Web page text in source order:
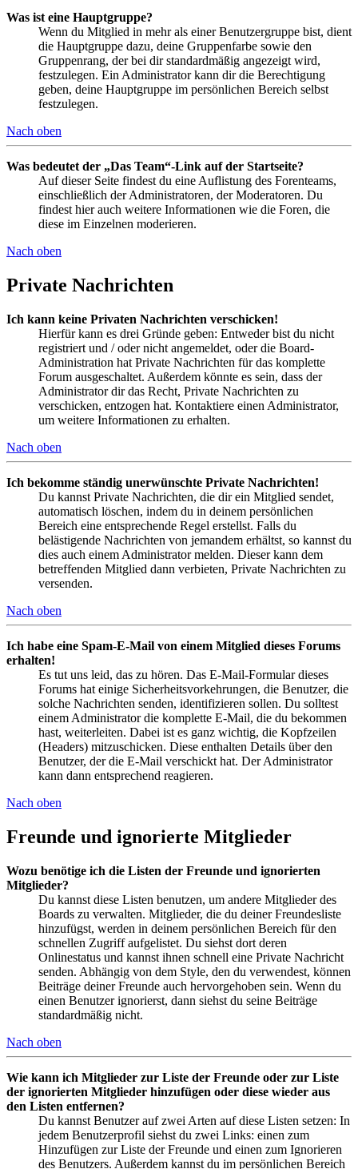
Was ist eine Hauptgruppe?
Wenn du Mitglied in mehr als einer Benutzergruppe bist, dient
die Hauptgruppe dazu, deine Gruppenfarbe sowie den
Gruppenrang, der bei dir standardmäßig angezeigt wird,
festzulegen. Ein Administrator kann dir die Berechtigung
geben, deine Hauptgruppe im persönlichen Bereich selbst
festzulegen.
Nach oben
Was bedeutet der „Das Team“-Link auf der Startseite?
Auf dieser Seite findest du eine Auflistung des Forenteams,
einschließlich der Administratoren, der Moderatoren. Du
findest hier auch weitere Informationen wie die Foren, die
diese im Einzelnen moderieren.
Nach oben
Private Nachrichten
Ich kann keine Privaten Nachrichten verschicken!
Hierfür kann es drei Gründe geben: Entweder bist du nicht
registriert und / oder nicht angemeldet, oder die Board-
Administration hat Private Nachrichten für das komplette
Forum ausgeschaltet. Außerdem könnte es sein, dass der
Administrator dir das Recht, Private Nachrichten zu
verschicken, entzogen hat. Kontaktiere einen Administrator,
um weitere Informationen zu erhalten.
Nach oben
Ich bekomme ständig unerwünschte Private Nachrichten!
Du kannst Private Nachrichten, die dir ein Mitglied sendet,
automatisch löschen, indem du in deinem persönlichen
Bereich eine entsprechende Regel erstellst. Falls du
belästigende Nachrichten von jemandem erhältst, so kannst du
dies auch einem Administrator melden. Dieser kann dem
betreffenden Mitglied dann verbieten, Private Nachrichten zu
versenden.
Nach oben
Ich habe eine Spam-E-Mail von einem Mitglied dieses Forums
erhalten!
Es tut uns leid, das zu hören. Das E-Mail-Formular dieses
Forums hat einige Sicherheitsvorkehrungen, die Benutzer, die
solche Nachrichten senden, identifizieren sollen. Du solltest
einem Administrator die komplette E-Mail, die du bekommen
hast, weiterleiten. Dabei ist es ganz wichtig, die Kopfzeilen
(Headers) mitzuschicken. Diese enthalten Details über den
Benutzer, der die E-Mail verschickt hat. Der Administrator
kann dann entsprechend reagieren.
Nach oben
Freunde und ignorierte Mitglieder
Wozu benötige ich die Listen der Freunde und ignorierten
Mitglieder?
Du kannst diese Listen benutzen, um andere Mitglieder des
Boards zu verwalten. Mitglieder, die du deiner Freundesliste
hinzufügst, werden in deinem persönlichen Bereich für den
schnellen Zugriff aufgelistet. Du siehst dort deren
Onlinestatus und kannst ihnen schnell eine Private Nachricht
senden. Abhängig von dem Style, den du verwendest, können
Beiträge deiner Freunde auch hervorgehoben sein. Wenn du
einen Benutzer ignorierst, dann siehst du seine Beiträge
standardmäßig nicht.
Nach oben
Wie kann ich Mitglieder zur Liste der Freunde oder zur Liste
der ignorierten Mitglieder hinzufügen oder diese wieder aus
den Listen entfernen?
Du kannst Benutzer auf zwei Arten auf diese Listen setzen: In
jedem Benutzerprofil siehst du zwei Links: einen zum
Hinzufügen zur Liste der Freunde und einen zum Ignorieren
des Benutzers. Außerdem kannst du im persönlichen Bereich